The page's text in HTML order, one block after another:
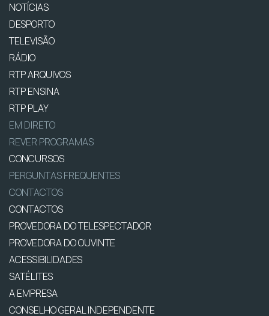
NOTÍCIAS
DESPORTO
TELEVISÃO
RÁDIO
RTP ARQUIVOS
RTP ENSINA
RTP PLAY
EM DIRETO
REVER PROGRAMAS
CONCURSOS
PERGUNTAS FREQUENTES
CONTACTOS
CONTACTOS
PROVEDORA DO TELESPECTADOR
PROVEDORA DO OUVINTE
ACESSIBILIDADES
SATÉLITES
A EMPRESA
CONSELHO GERAL INDEPENDENTE